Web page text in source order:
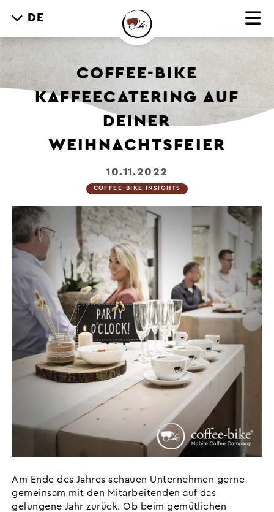
DE
COFFEE-BIKE
KAFFEECATERING AUF
DEINER
WEIHNACHTSFEIER
10.11.2022
COFFEE-BIKE INSIGHTS
Am Ende des Jahres schauen Unternehmen gerne
gemeinsam mit den Mitarbeitenden auf das
gelungene Jahr zurück. Ob beim gemütlichen